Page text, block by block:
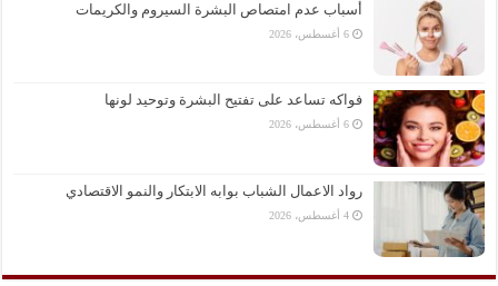
أسباب عدم امتصاص البشرة السيروم والكريمات
6 أغسطس، 2026
فواكه تساعد على تفتيح البشرة وتوحيد لونها
6 أغسطس، 2026
رواد الاعمال الشباب بوابه الابتكار والنمو الاقتصادي
4 أغسطس، 2026